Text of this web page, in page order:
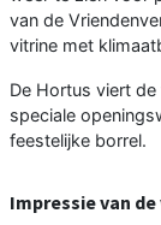
van de
vitrine met
De Hortus viert
speciale
feestelijke borrel.
Impressie van